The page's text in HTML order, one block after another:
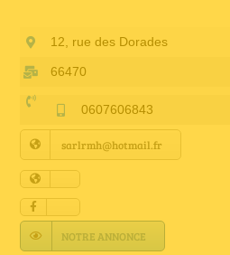
Petites annonces
Annuaire Fournisseurs
Actualités
Contact
12, rue des Dorades
66470
0607606843
sarlrmh@hotmail.fr
NOTRE ANNONCE